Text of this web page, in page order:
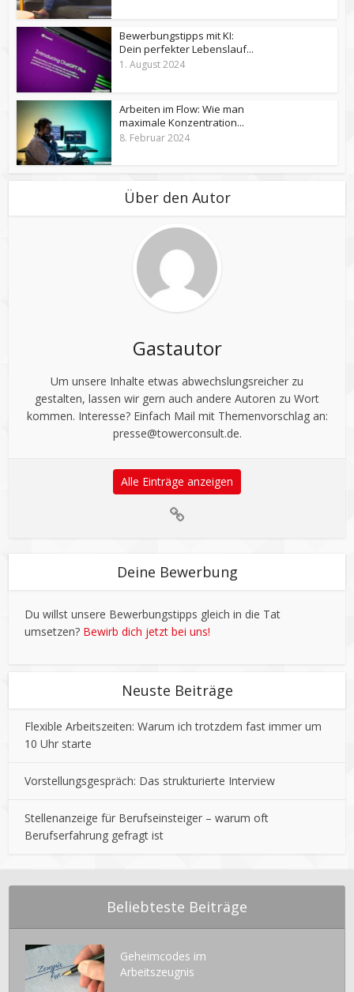
Bewerbungstipps mit KI:
Dein perfekter Lebenslauf...
1. August 2024
Arbeiten im Flow: Wie man
maximale Konzentration...
8. Februar 2024
Über den Autor
Gastautor
Um unsere Inhalte etwas abwechslungsreicher zu
gestalten, lassen wir gern auch andere Autoren zu Wort
kommen. Interesse? Einfach Mail mit Themenvorschlag an:
presse@towerconsult.de.
Alle Einträge anzeigen
Deine Bewerbung
Du willst unsere Bewerbungstipps gleich in die Tat
umsetzen? Bewirb dich jetzt bei uns!
Neuste Beiträge
Flexible Arbeitszeiten: Warum ich trotzdem fast immer um
10 Uhr starte
Vorstellungsgespräch: Das strukturierte Interview
Stellenanzeige für Berufseinsteiger – warum oft
Berufserfahrung gefragt ist
Beliebteste Beiträge
Geheimcodes im
Arbeitszeugnis